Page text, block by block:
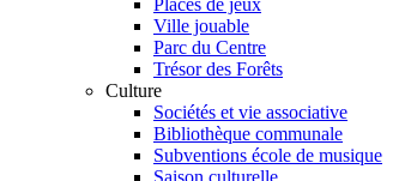
Places de jeux
Ville jouable
Parc du Centre
Trésor des Forêts
Culture
Sociétés et vie associative
Bibliothèque communale
Subventions école de musique
Saison culturelle